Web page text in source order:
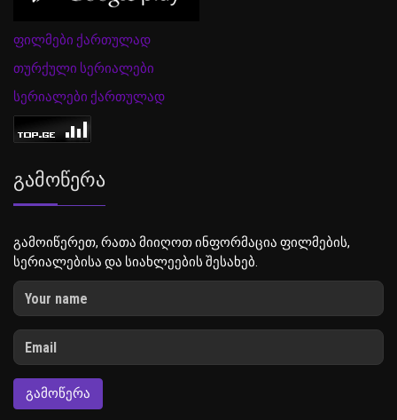
ფილმები ქართულად
თურქული სერიალები
სერიალები ქართულად
Გამოწერა
გამოიწერეთ, რათა მიიღოთ ინფორმაცია ფილმების,
სერიალებისა და სიახლეების შესახებ.
ᲒᲐᲛᲝᲬᲔᲠᲐ